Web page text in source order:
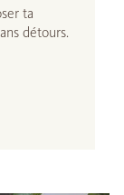
ta
détours.